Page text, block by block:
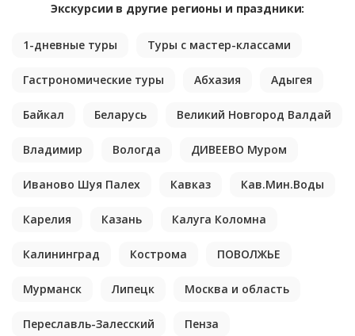
Экскурсии в другие регионы и праздники:
1-дневные туры Туры с мастер-классами
Гастрономические туры Абхазия Адыгея
Байкал Беларусь Великий Новгород Валдай
Владимир Вологда ДИВЕЕВО Муром
Иваново Шуя Палех Кавказ Кав.Мин.Воды
Карелия Казань Калуга Коломна
Калининград Кострома ПОВОЛЖЬЕ
Мурманск Липецк Москва и область
Переславль-Залесский Пенза